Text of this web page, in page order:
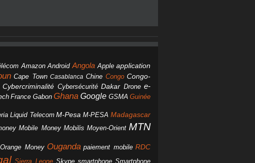
Amazon Android Angola Apple application
Cape Town Casablanca Chine Congo Congo-
Cybercriminalité Cybersécurité Dakar Drone e-
France Gabon Ghana Google GSMA Guinée
Liquid Telecom M-Pesa M-PESA Madagascar
Mobile Money Mobilis Moyen-Orient MTN
Orange Money Ouganda paiement mobile RDC
Sierra Leone Skype smartphone Smartphone